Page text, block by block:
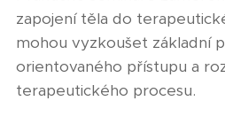
zapojení těla do
mohou vyzkoušet základní
orientovaného přístupu a
terapeutického procesu.